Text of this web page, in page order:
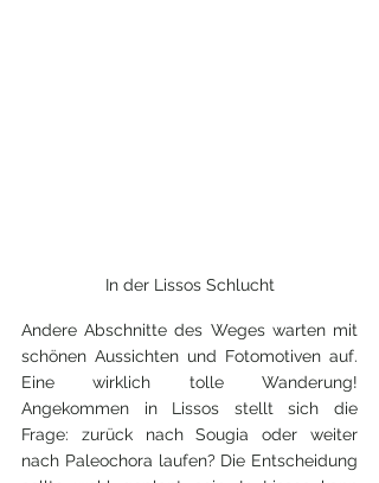
In der Lissos Schlucht
Andere Abschnitte des Weges warten mit
schönen Aussichten und Fotomotiven auf.
Eine wirklich tolle Wanderung!
Angekommen in Lissos stellt sich die
Frage: zurück nach Sougia oder weiter
nach Paleochora laufen? Die Entscheidung